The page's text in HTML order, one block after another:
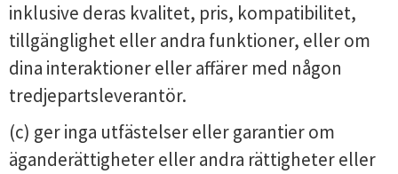
inklusive deras kvalitet, pris, kompatibilitet,
tillgänglighet eller andra funktioner, eller om
dina interaktioner eller affärer med någon
tredjepartsleverantör.
(c) ger inga utfästelser eller garantier om
äganderättigheter eller andra rättigheter eller